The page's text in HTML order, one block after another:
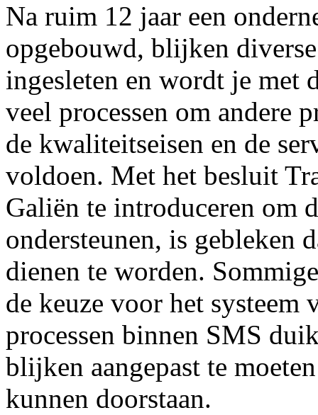
Na ruim 12 jaar een
opgebouwd, blijken
ingesleten en wordt je met
veel processen om andere
de kwaliteitseisen en de
voldoen. Met het besluit
Galiën te introduceren om
ondersteunen, is gebleken
dienen te worden.
de keuze voor het systeem
processen binnen SMS
blijken aangepast te
kunnen doorstaan.